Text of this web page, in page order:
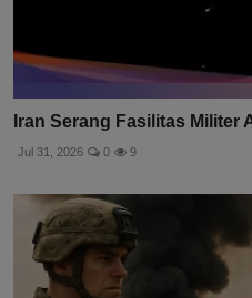
Iran Serang Fasilitas Militer
Jul 31, 2026 0 9